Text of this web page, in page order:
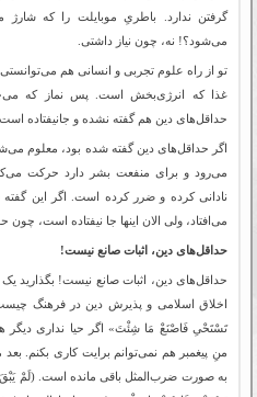
گرفتن ندارد. باطریِ موبایلت را که
می‌شود؟! نه، چون نیاز داشتی.
تو از راه علوم تجربی و انسانی هم
غذا که انرژی‌بخش است. پس نماز که
حداقل‌های دین هم گفته نشده و جانیفتاده است.
اگر حداقل‌های دین گفته شده بود، معلوم
می‌رود و برای منفعت بشر دارد حرکت
نادانی کرده و ضرر کرده است. اگر این
می‌افتاد، ولی الان اینها جا نیفتاده است، چون
حداقل‌های دین، اثبات صانع نیست!
حداقل‌های دین، اثبات صانع نیست! بگذارید
اخلاق اسلامی و پذیرش دین در فرهنگ
تَسْتَحْیِ فَاصْنَعْ مَا شِئْتَ» اگر حیا نداری دیگر
منِ پیغمبر هم نمی‌توانم برایت کاری بکنم.
به صورت ضرب‌المثل باقی مانده است. (لَمْ یَبْقَ مِنْ